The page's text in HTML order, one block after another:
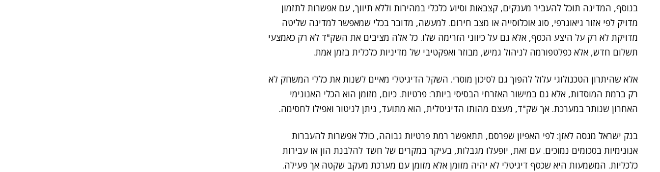
בנוסף, המדינה תוכל להעביר מענקים, קצבאות וסיוע כלכלי במהירות וללא תיווך, עם אפשרות לתזמון
מדויק לפי אזור גיאוגרפי, סוג אוכלוסייה או מצב חירום. למעשה, מדובר בכלי שמאפשר למדינה שליטה
מדויקת לא רק על היצע הכסף, אלא גם על כיווני הזרימה שלו. כל אלה מציבים את השק"ד לא רק כאמצעי
תשלום חדש, אלא כפלטפורמה לניהול גמיש, מבוזר ואפקטיבי של מדיניות כלכלית בזמן אמת.
אלא שהיתרון הטכנולוגי עלול להפוך גם לסיכון מוסרי. השקל הדיגיטלי מאיים לשנות את כללי המשחק לא
רק ברמת המוסדות, אלא גם במישור האזרחי הבסיסי ביותר: פרטיות. כיום, מזומן הוא הכלי האנונימי
האחרון שנותר במערכת. אך שק"ד, מעצם מהותו הדיגיטלית, הוא מתועד, ניתן לניטור ואפילו לחסימה.
בנק ישראל מנסה לאזן: לפי האפיון שפרסם, תתאפשר רמת פרטיות גבוהה, כולל אפשרות להעברות
אנונימיות בסכומים נמוכים. עם זאת, יופעלו מגבלות, בעיקר במקרים של חשד להלבנת הון או עבירות
כלכליות. המשמעות היא שכסף דיגיטלי לא יהיה מזומן אלא מזומן עם מערכת מעקב שקטה אך פעילה.